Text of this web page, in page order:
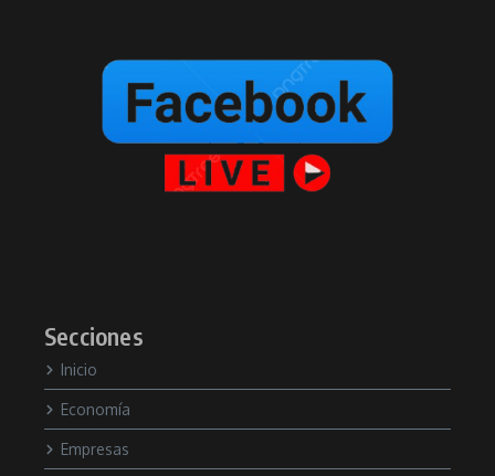
Secciones
Inicio
Economía
Empresas